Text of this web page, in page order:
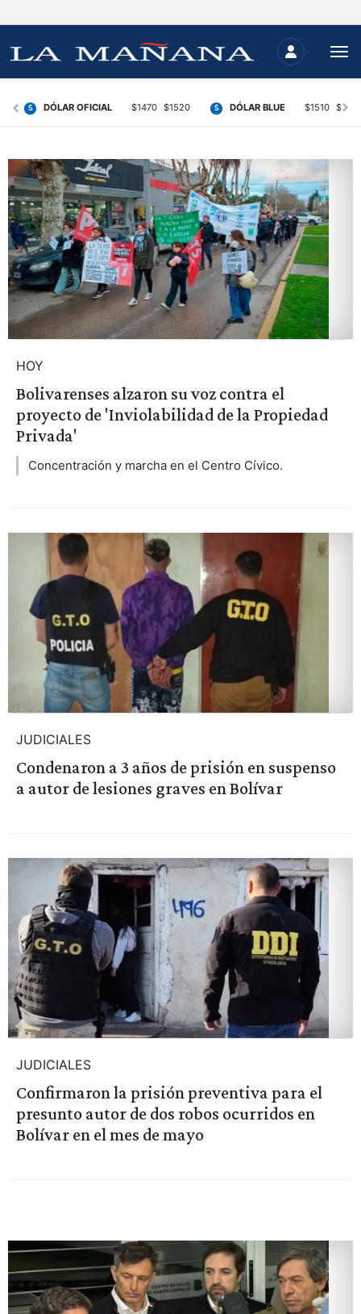
DÓLAR OFICIAL $1470 $1520 DÓLAR BLUE $1510
prev next
HOY
Bolivarenses alzaron su voz contra el
proyecto de 'Inviolabilidad de la Propiedad
Privada'
Concentración y marcha en el Centro Cívico.
JUDICIALES
Condenaron a 3 años de prisión en suspenso
a autor de lesiones graves en Bolívar
JUDICIALES
Confirmaron la prisión preventiva para el
presunto autor de dos robos ocurridos en
Bolívar en el mes de mayo